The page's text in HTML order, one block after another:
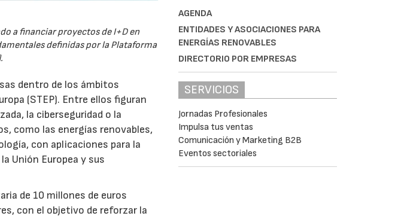
a financiar proyectos de I+D en
definidas por la Plataforma
dentro de los ámbitos
(STEP). Entre ellos figuran
la ciberseguridad o la
como las energías renovables,
con aplicaciones para la
Unión Europea y sus
de 10 millones de euros
con el objetivo de reforzar la
AGENDA
ENTIDADES Y ASOCIACIONES PARA
ENERGÍAS RENOVABLES
DIRECTORIO POR EMPRESAS
SERVICIOS
Jornadas Profesionales
Impulsa tus ventas
Comunicación y Marketing B2B
Eventos sectoriales